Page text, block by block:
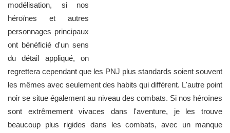
modélisation, si nos
héroïnes et autres
personnages principaux
ont bénéficié d'un sens
du détail appliqué, on
regrettera cependant que les PNJ plus standards soient souvent
les mêmes avec seulement des habits qui diffèrent. L'autre point
noir se situe également au niveau des combats. Si nos héroïnes
sont extrêmement vivaces dans l'aventure, je les trouve
beaucoup plus rigides dans les combats, avec un manque